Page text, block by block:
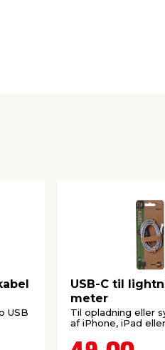
USB
USB-C til
meter
Til opladning eller
af iPhone, iPad